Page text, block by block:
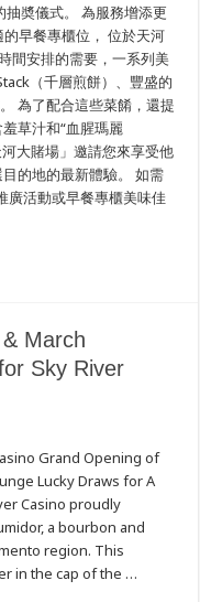
奬儀式。 為服務增添更
早餐專櫃位， 位於天河
間安排的需要，一系列美
（千層煎餅）、豐盛的
為了配合這些菜餚，還提
草汁和“血腥瑪麗
大賭場」邀請您來享受他
的地的最新體驗。 如需
廣活動或早餐專櫃美味佳
March
Sky River
Grand Opening of
Lucky Draws for A
Casino proudly
a bourbon and
region. This
in the cap of the …